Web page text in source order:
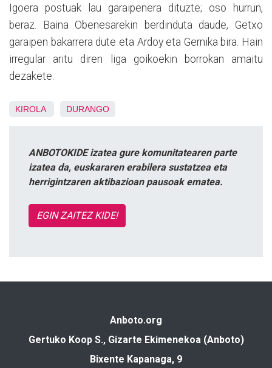
Igoera postuak lau garaipenera dituzte; oso hurrun,
beraz. Baina Obenesarekin berdinduta daude, Getxo
garaipen bakarrera dute eta Ardoy eta Gernika bira. Hain
irregular aritu diren liga goikoekin borrokan amaitu
dezakete.
KIROLA DURANGO
ANBOTOKIDE izatea gure komunitatearen parte
izatea da, euskararen erabilera sustatzea eta
herrigintzaren aktibazioan pausoak ematea.
EGIN ZAITEZ KIDE!
Anboto.org
Gertuko Koop S., Gizarte Ekimenekoa (Anboto)
Bixente Kapanaga, 9